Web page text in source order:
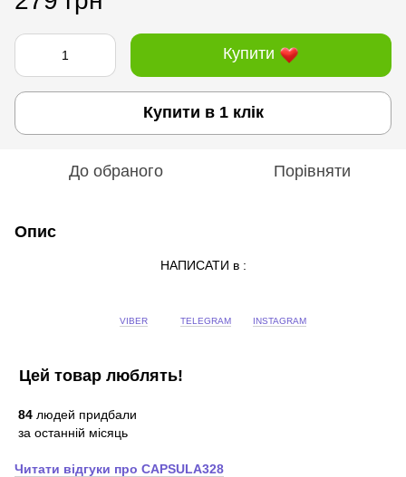
Купити
Купити в 1 клік
До обраного Порівняти
Опис
НАПИСАТИ в :
VIBER TELEGRAM INSTAGRAM
Цей товар люблять!
84 людей придбали
за останній місяць
Читати відгуки про CAPSULA328